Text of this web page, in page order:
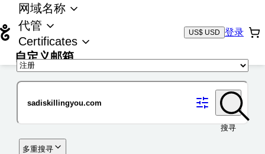
网域名称
代管
Certificates
自定义邮箱
US$ USD 登录
搜寻
多重搜寻